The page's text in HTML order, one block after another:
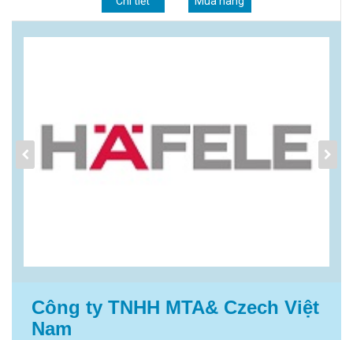
Công ty TNHH MTA& Czech Việt
Nam